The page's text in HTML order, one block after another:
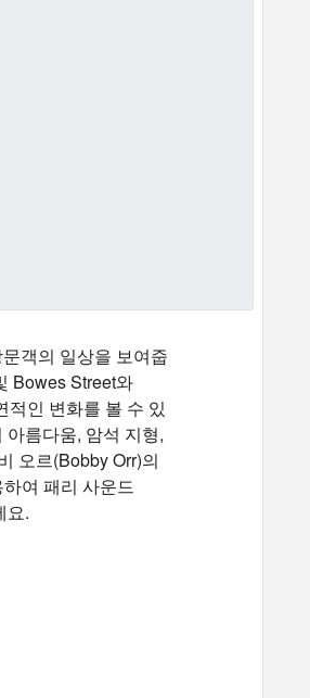
객의 일상을 보여줍
Bowes Street와
인 변화를 볼 수 있
름다움, 암석 지형,
오르(Bobby Orr)의
여 패리 사운드
요.